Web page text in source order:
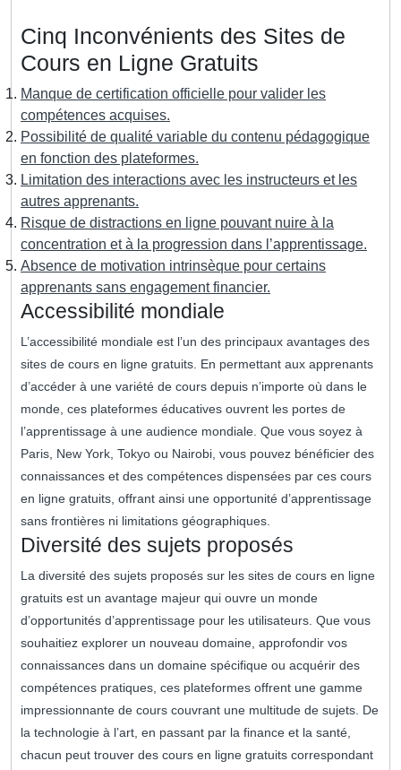
Cinq Inconvénients des Sites de
Cours en Ligne Gratuits
Manque de certification officielle pour valider les
compétences acquises.
Possibilité de qualité variable du contenu pédagogique
en fonction des plateformes.
Limitation des interactions avec les instructeurs et les
autres apprenants.
Risque de distractions en ligne pouvant nuire à la
concentration et à la progression dans l’apprentissage.
Absence de motivation intrinsèque pour certains
apprenants sans engagement financier.
Accessibilité mondiale
L’accessibilité mondiale est l’un des principaux avantages des
sites de cours en ligne gratuits. En permettant aux apprenants
d’accéder à une variété de cours depuis n’importe où dans le
monde, ces plateformes éducatives ouvrent les portes de
l’apprentissage à une audience mondiale. Que vous soyez à
Paris, New York, Tokyo ou Nairobi, vous pouvez bénéficier des
connaissances et des compétences dispensées par ces cours
en ligne gratuits, offrant ainsi une opportunité d’apprentissage
sans frontières ni limitations géographiques.
Diversité des sujets proposés
La diversité des sujets proposés sur les sites de cours en ligne
gratuits est un avantage majeur qui ouvre un monde
d’opportunités d’apprentissage pour les utilisateurs. Que vous
souhaitiez explorer un nouveau domaine, approfondir vos
connaissances dans un domaine spécifique ou acquérir des
compétences pratiques, ces plateformes offrent une gamme
impressionnante de cours couvrant une multitude de sujets. De
la technologie à l’art, en passant par la finance et la santé,
chacun peut trouver des cours en ligne gratuits correspondant